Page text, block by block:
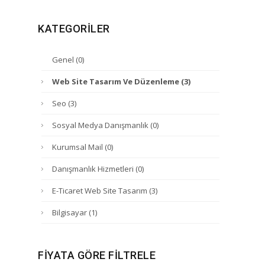
KATEGORILER
Genel (0)
Web Site Tasarım Ve Düzenleme (3)
Seo (3)
Sosyal Medya Danışmanlık (0)
Kurumsal Mail (0)
Danışmanlık Hizmetleri (0)
E-Ticaret Web Site Tasarım (3)
Bilgisayar (1)
FIYATA GÖRE FILTRELE